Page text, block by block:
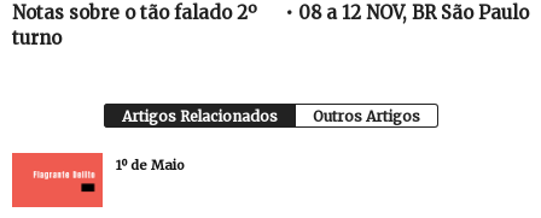
Notas sobre o tão falado 2º
turno
• 08 a 12 NOV, BR São Paulo
Artigos Relacionados Outros Artigos
1º de Maio